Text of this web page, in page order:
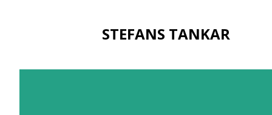
STEFANS TANKAR